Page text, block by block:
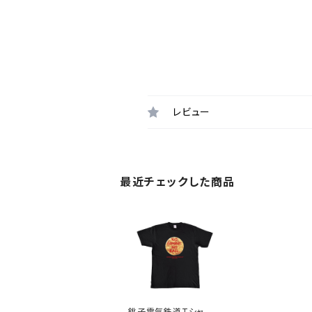
レビュー
最近チェックした商品